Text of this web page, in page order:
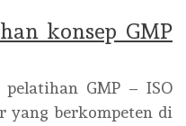
konsep GMP
GMP – ISO
yang berkompeten di